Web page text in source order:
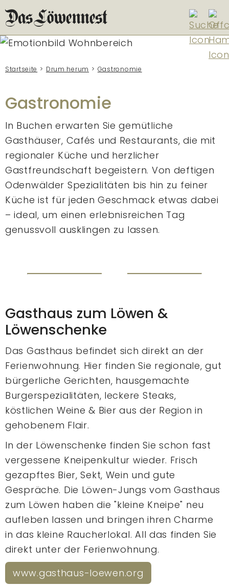
Startseite Drum herum Gastronomie
Gastronomie
In Buchen erwarten Sie gemütliche
Gasthäuser, Cafés und Restaurants, die mit
regionaler Küche und herzlicher
Gastfreundschaft begeistern. Von deftigen
Odenwälder Spezialitäten bis hin zu feiner
Küche ist für jeden Geschmack etwas dabei
– ideal, um einen erlebnisreichen Tag
genussvoll ausklingen zu lassen.
Gasthaus zum Löwen &
Löwenschenke
Das Gasthaus befindet sich direkt an der
Ferienwohnung. Hier finden Sie regionale, gut
bürgerliche Gerichten, hausgemachte
Burgerspezialitäten, leckere Steaks,
köstlichen Weine & Bier aus der Region in
gehobenem Flair.
In der Löwenschenke finden Sie schon fast
vergessene Kneipenkultur wieder. Frisch
gezapftes Bier, Sekt, Wein und gute
Gespräche. Die Löwen-Jungs vom Gasthaus
zum Löwen haben die "kleine Kneipe" neu
aufleben lassen und bringen ihren Charme
in das kleine Raucherlokal. All das finden Sie
direkt unter der Ferienwohnung.
www.gasthaus-loewen.org